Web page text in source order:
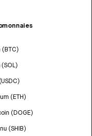
(ETH)
(DOGE)
(SHIB)